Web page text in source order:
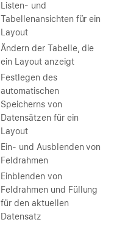
Listen- und
Tabellenansichten für ein
Layout
Ändern der Tabelle, die
ein Layout anzeigt
Festlegen des
automatischen
Speicherns von
Datensätzen für ein
Layout
Ein- und Ausblenden von
Feldrahmen
Einblenden von
Feldrahmen und Füllung
für den aktuellen
Datensatz